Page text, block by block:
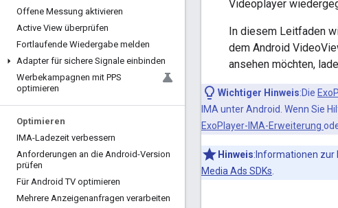
Offene Messung aktivieren
Active View überprüfen
Fortlaufende Wiedergabe melden
Adapter für sichere Signale einbinden
Werbekampagnen mit PPS
optimieren
Optimieren
IMA-Ladezeit verbessern
Anforderungen an die Android-Version
prüfen
Für Android TV optimieren
Mehrere Anzeigenanfragen verarbeiten
Videoplayer
In diesem Leitfaden
dem Android
ansehen möchten,
Wichtiger Hinweis:Die
IMA unter Android. Wenn Sie
ExoPlayer-IMA-Erweiterung
Hinweis:Informationen zur
Media Ads SDKs